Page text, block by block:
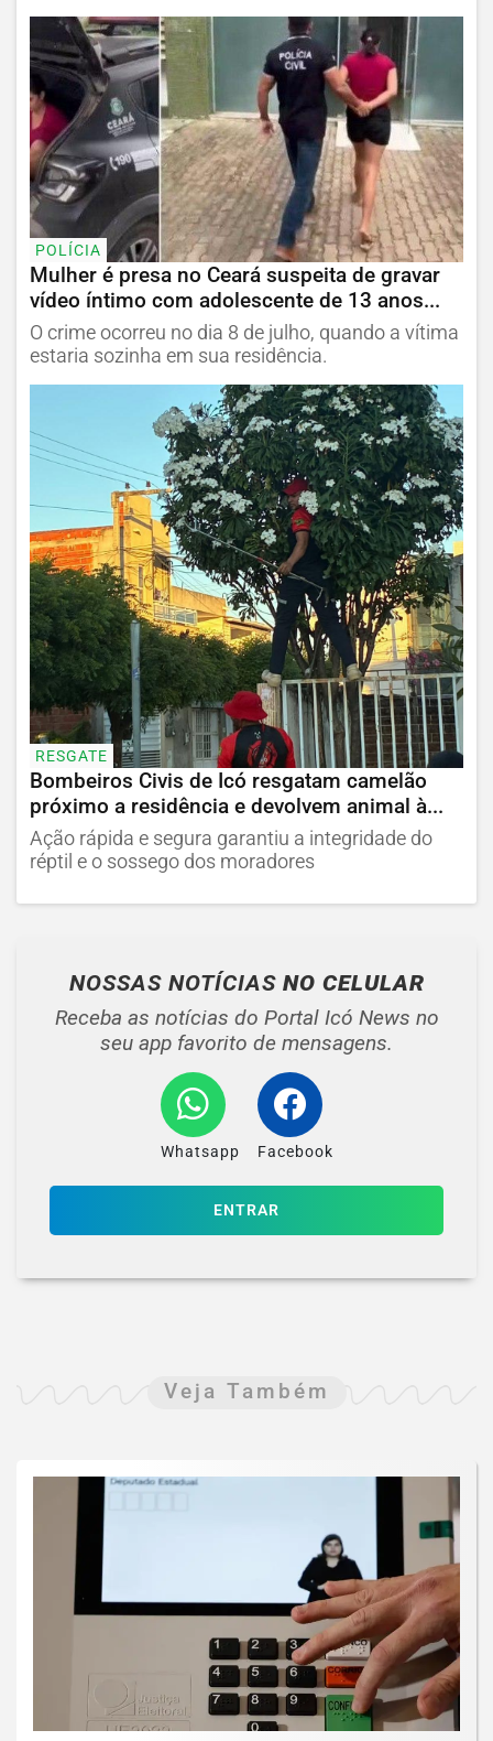
POLÍCIA
Mulher é presa no Ceará suspeita de gravar
vídeo íntimo com adolescente de 13 anos...
O crime ocorreu no dia 8 de julho, quando a vítima
estaria sozinha em sua residência.
RESGATE
Bombeiros Civis de Icó resgatam camelão
próximo a residência e devolvem animal à...
Ação rápida e segura garantiu a integridade do
réptil e o sossego dos moradores
NOSSAS NOTÍCIAS NO CELULAR
Receba as notícias do Portal Icó News no
seu app favorito de mensagens.
Whatsapp Facebook
ENTRAR
Veja Também